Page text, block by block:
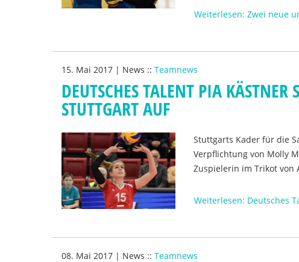
Weiterlesen: Zwei neue
15. Mai 2017 | News :: Teamnews
DEUTSCHES TALENT PIA KÄSTNER
STUTTGART AUF
Stuttgarts Kader für die
Verpflichtung von Molly
Zuspielerin im Trikot von
Weiterlesen: Deutsches
08. Mai 2017 | News :: Teamnews